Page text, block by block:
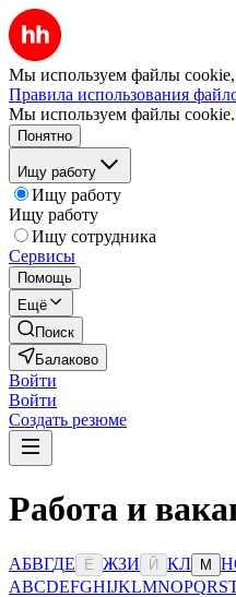
Мы используем файлы cookie,
Правила использования
Мы используем файлы cookie.
Понятно
Ищу работу
Ищу работу
Ищу работу
Ищу сотрудника
Сервисы
Помощь
Ещё
Поиск
Балаково
Войти
Войти
Создать резюме
Работа и
АБВГДЕ Ё ЖЗИ Й КЛ М Н
ABCDEFGHIJKLMNOPQRS